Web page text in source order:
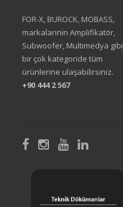
FOR-X, BUROCK, MOBASS,
markalarinin Amplifikatör,
Subwoofer, Multimedya gibi
bir çok kategoride tüm
ürünlerine ulaşabilirsiniz.
+90 444 2 567